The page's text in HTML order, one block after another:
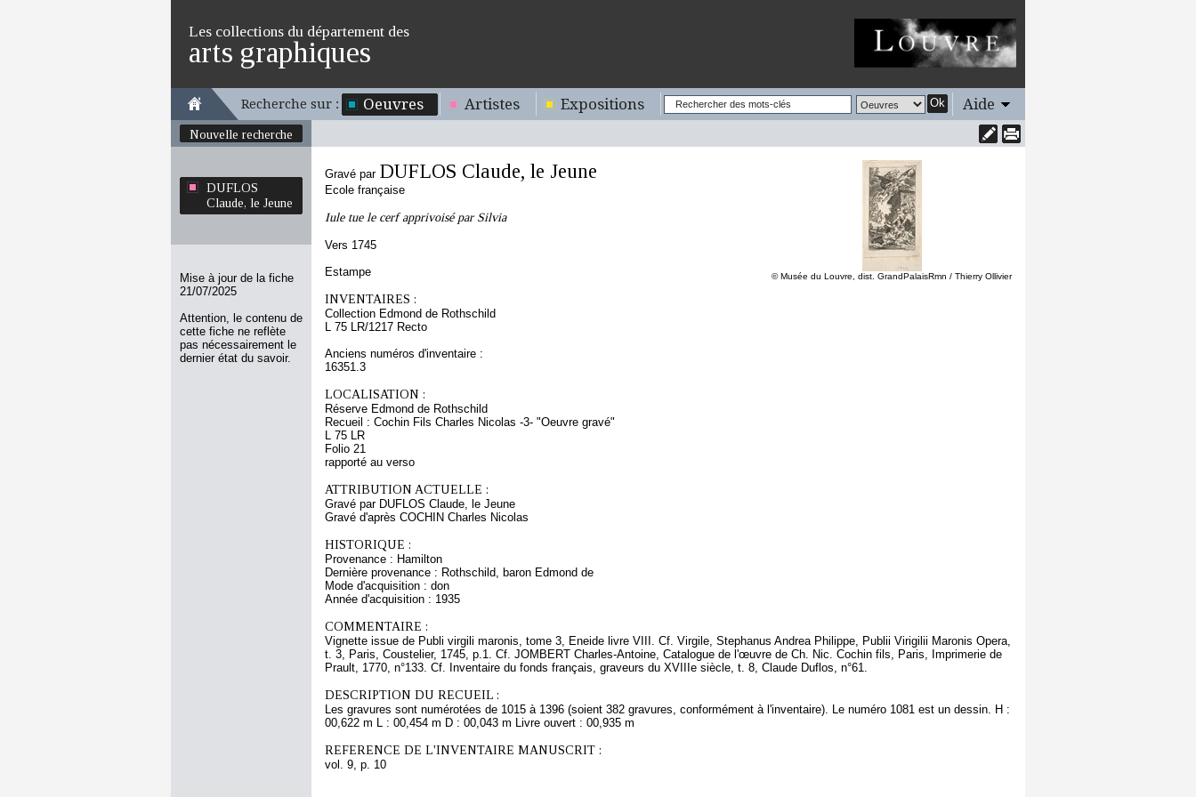
Les collections du département des
arts graphiques
Recherche sur : Oeuvres Artistes Expositions Ok Aide
Nouvelle recherche
DUFLOS
Claude, le Jeune
Mise à jour de la fiche
21/07/2025
Attention, le contenu de
cette fiche ne reflète
pas nécessairement le
dernier état du savoir.
© Musée du Louvre, dist. GrandPalaisRmn / Thierry Ollivier
Gravé par DUFLOS Claude, le Jeune
Ecole française
Iule tue le cerf apprivoisé par Silvia
Vers 1745
Estampe
INVENTAIRES :
Collection Edmond de Rothschild
L 75 LR/1217 Recto
Anciens numéros d'inventaire :
16351.3
LOCALISATION :
Réserve Edmond de Rothschild
Recueil : Cochin Fils Charles Nicolas -3- "Oeuvre gravé"
L 75 LR
Folio 21
rapporté au verso
ATTRIBUTION ACTUELLE :
Gravé par DUFLOS Claude, le Jeune
Gravé d'après COCHIN Charles Nicolas
HISTORIQUE :
Provenance : Hamilton
Dernière provenance : Rothschild, baron Edmond de
Mode d'acquisition : don
Année d'acquisition : 1935
COMMENTAIRE :
Vignette issue de Publi virgili maronis, tome 3, Eneide livre VIII. Cf. Virgile, Stephanus Andrea Philippe, Publii Virigilii Maronis Opera,
t. 3, Paris, Coustelier, 1745, p.1. Cf. JOMBERT Charles-Antoine, Catalogue de l'œuvre de Ch. Nic. Cochin fils, Paris, Imprimerie de
Prault, 1770, n°133. Cf. Inventaire du fonds français, graveurs du XVIIIe siècle, t. 8, Claude Duflos, n°61.
DESCRIPTION DU RECUEIL :
Les gravures sont numérotées de 1015 à 1396 (soient 382 gravures, conformément à l'inventaire). Le numéro 1081 est un dessin. H :
00,622 m L : 00,454 m D : 00,043 m Livre ouvert : 00,935 m
REFERENCE DE L'INVENTAIRE MANUSCRIT :
vol. 9, p. 10